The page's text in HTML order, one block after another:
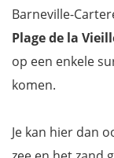
Barneville-
Plage de la
op een enkele
komen.
Je kan hier dan